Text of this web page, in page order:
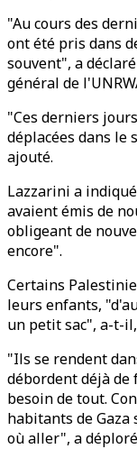
"Au cours des
ont été pris dans
souvent", a
général de
"Ces derniers
déplacées dans le
ajouté.
Lazzarini a
avaient émis de
obligeant de
encore".
Certains
leurs enfants,
un petit sac", a-t-
"Ils se rendent
débordent déjà
besoin de tout.
habitants de
où aller", a déploré